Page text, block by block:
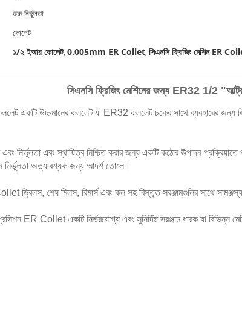
উচ্চ নির্ভুলতা
কোলেট
১/২ ইআর কোলেট,0.005mm ER Collet,সিএনসি ফ্রিজিং মেশিন ER
সিএনসি ফ্রিজিং মেশিনের জন্য ER32 1/2
একটি উচ্চমানের কললেট যা ER32 কললেট চকের সাথে ব্যবহারের জন্য
নির্ভুলতা এবং স্থায়িত্ব নিশ্চিত করার জন্য একটি কঠোর উত্পাদন
নির্ভুলতা অত্যাবশ্যক জন্য আদর্শ তোলে।
শেষ মিলস, রিমার্স এবং কল সহ বিস্তৃত সরঞ্জামগুলির সাথে
ER Collet একটি নির্ভরযোগ্য এবং সুনির্দিষ্ট সরঞ্জাম ধারক যা বিভিন্ন